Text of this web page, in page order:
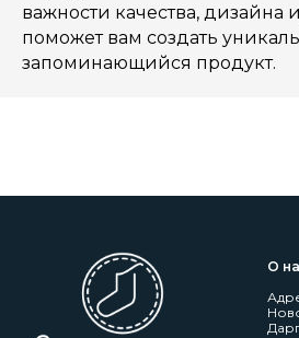
важности качества, дизайна
поможет вам создать
запоминающийся продукт.
О